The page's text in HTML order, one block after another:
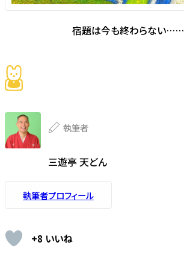
宿題は今も終わらない……
執筆者
三遊亭 天どん
執筆者プロフィール
+8 いいね